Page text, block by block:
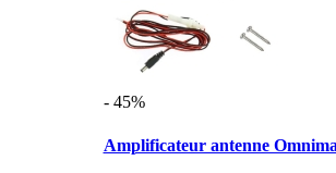
- 45%
Amplificateur antenne